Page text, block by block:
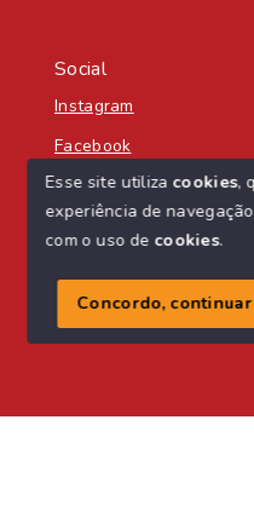
Social
Instagram
Facebook
© Copyright 2026 -
SITE PARA IMOBILIARIA
Esse site utiliza cookies,
experiência de
com o uso de cookies.
Concordo, continuar